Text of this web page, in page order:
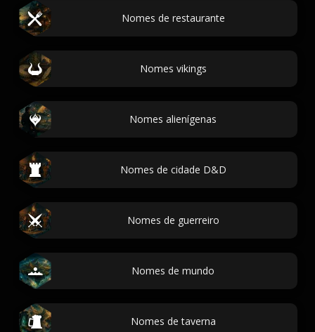
Nomes de restaurante
Nomes vikings
Nomes alienígenas
Nomes de cidade D&D
Nomes de guerreiro
Nomes de mundo
Nomes de taverna